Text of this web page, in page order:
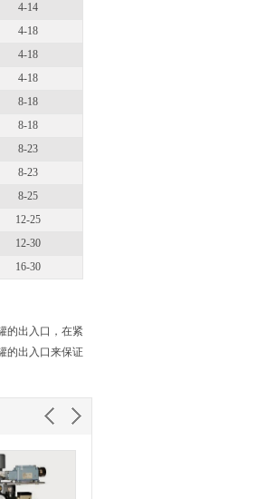
4-14
4-18
4-18
4-18
8-18
8-18
8-23
8-23
8-25
12-25
12-30
16-30
的出入口，在紧
的出入口来保证